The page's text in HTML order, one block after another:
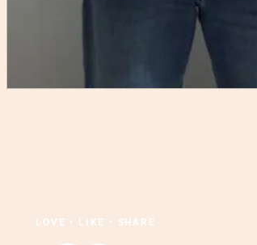
LOVE • LIKE • SHARE